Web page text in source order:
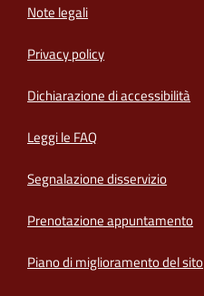
Note legali
Privacy policy
Dichiarazione di accessibilità
Leggi le FAQ
Segnalazione disservizio
Prenotazione appuntamento
Piano di miglioramento del sito